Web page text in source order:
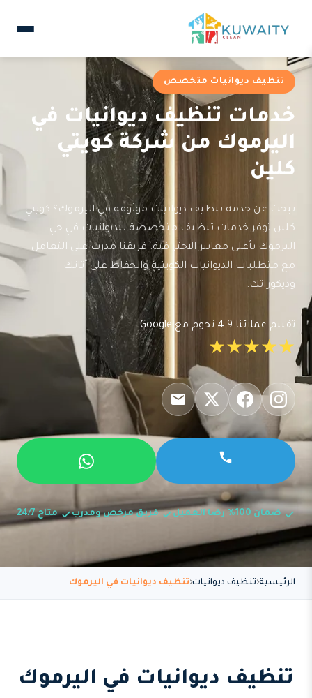
تنظيف ديوانيات متخصص
خدمات تنظيف ديوانيات في
اليرموك من شركة كويتي
كلين
تبحث عن خدمة تنظيف ديوانيات موثوقة في اليرموك؟ كويتي
كلين توفر خدمات تنظيف متخصصة للديوانيات في حي
اليرموك بأعلى معايير الاحترافية. فريقنا مدرب على التعامل
مع متطلبات الديوانيات الكويتية والحفاظ على أثاثك
وديكوراتك.
تقييم عملائنا 4.9 نجوم مع Google
★★★★★
ضمان 100% رضا العميل فريق مرخص ومدرب متاح 24/7
الرئيسية تنظيف ديوانيات تنظيف ديوانيات في اليرموك
تنظيف ديوانيات في اليرموك